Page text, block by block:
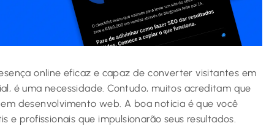
online eficaz e capaz de converter visitantes em
é uma necessidade. Contudo, muitos acreditam que
desenvolvimento web. A boa notícia é que você
e profissionais que impulsionarão seus resultados.